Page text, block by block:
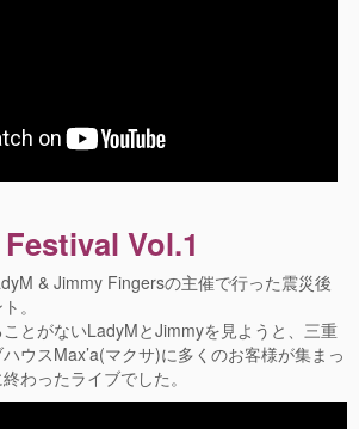
Vol.1
& Jimmy Fingersの主催で行った震災後
。
とがないLadyMとJimmyを見ようと、三重
ウスMax’a(マクサ)に多くのお客様が集まっ
わったライブでした。